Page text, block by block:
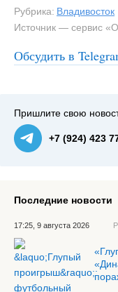
Рубрика: Владивосток
Источник — сервис
Обсудить в
Пришлите свою
+7 (924) 423
Последние новости
17:25, 9 августа 2026